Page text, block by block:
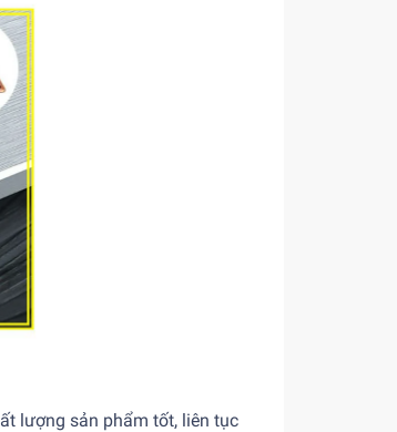
lượng sản phẩm tốt, liên tục